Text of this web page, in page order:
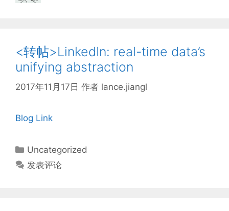
<转帖>LinkedIn: real-time data’s
unifying abstraction
2017年11月17日 作者 lance.jiangl
Blog Link
分
类
Uncategorized
发表评论